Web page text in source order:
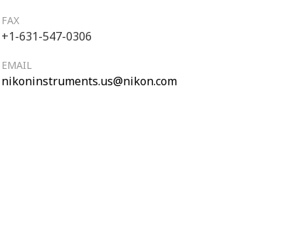
FAX
+1-631-547-0306
EMAIL
nikoninstruments.us@nikon.com